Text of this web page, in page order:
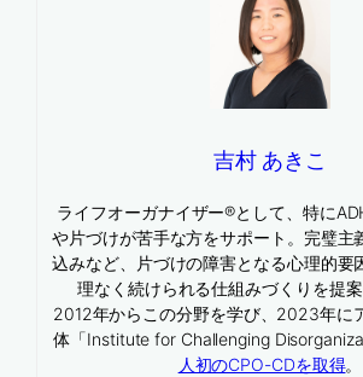
吉村 あきこ
ライフオーガナイザー®として、特に
や片づけが苦手な方をサポート。完璧主
込みなど、片づけの障害となる心理的要
理なく続けられる仕組みづくりを提案
2012年からこの分野を学び、2023年に
体「Institute for Challenging
人初のCPO-CDを取得。